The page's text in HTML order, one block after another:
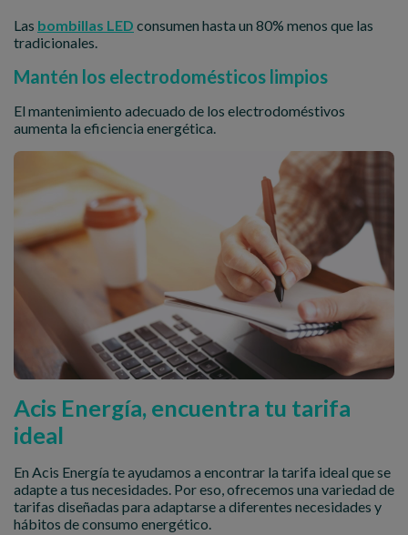
Las bombillas LED consumen hasta un 80% menos que las
tradicionales.
Mantén los electrodomésticos limpios
El mantenimiento adecuado de los electrodoméstivos
aumenta la eficiencia energética.
Acis Energía, encuentra tu tarifa
ideal
En Acis Energía te ayudamos a encontrar la tarifa ideal que se
adapte a tus necesidades. Por eso, ofrecemos una variedad de
tarifas diseñadas para adaptarse a diferentes necesidades y
hábitos de consumo energético.